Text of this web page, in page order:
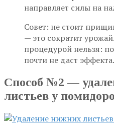
направляет силы на
Совет: не стоит
— это сократит
процедурой нельзя:
почти не даст эффекта.
Способ №2 —
листьев у